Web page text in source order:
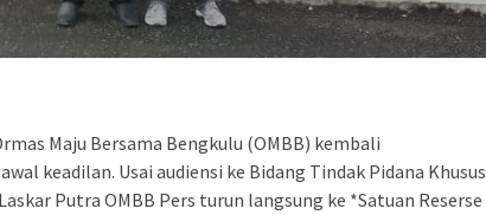
Maju Bersama Bengkulu (OMBB) kembali
keadilan. Usai audiensi ke Bidang Tindak Pidana Khusus
Putra OMBB Pers turun langsung ke *Satuan Reserse